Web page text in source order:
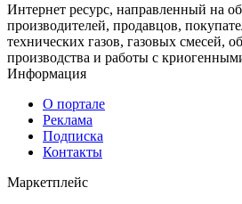
Интернет ресурс, направленный на
производителей, продавцов,
технических газов, газовых смесей,
производства и работы с
Информация
О портале
Реклама
Подписка
Контакты
Маркетплейс